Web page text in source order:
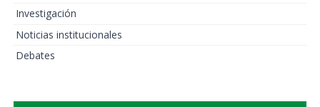
Investigación
Noticias institucionales
Debates